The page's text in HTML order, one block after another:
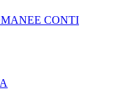
CONTI